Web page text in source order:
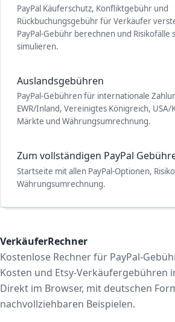
PayPal Käuferschutz, Konfliktgebühr und
Rückbuchungsgebühr für Verkäufer
PayPal-Gebühr berechnen und Risikofälle
simulieren.
Auslandsgebühren
PayPal-Gebühren für internationale
EWR/Inland, Vereinigtes Königreich, USA/
Märkte und Währungsumrechnung.
Zum vollständigen PayPal
Startseite mit allen PayPal-Optionen,
Währungsumrechnung.
VerkäuferRechner
Kostenlose Rechner für PayPal-
Kosten und Etsy-Verkäufergebühren
Direkt im Browser, mit deutschen
nachvollziehbaren Beispielen.